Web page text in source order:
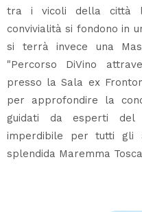
tra i vicoli della città
convivialità si fondono in
si terrà invece una
"Percorso DiVino
presso la Sala ex
per approfondire la
guidati da esperti del
imperdibile per tutti gli
splendida Maremma